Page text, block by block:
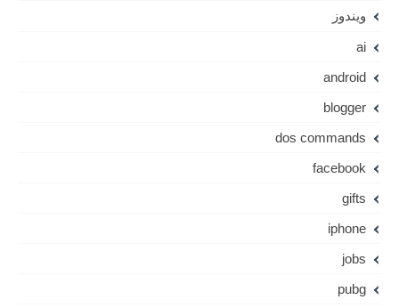
ويندوز
ai
android
blogger
dos commands
facebook
gifts
iphone
jobs
pubg